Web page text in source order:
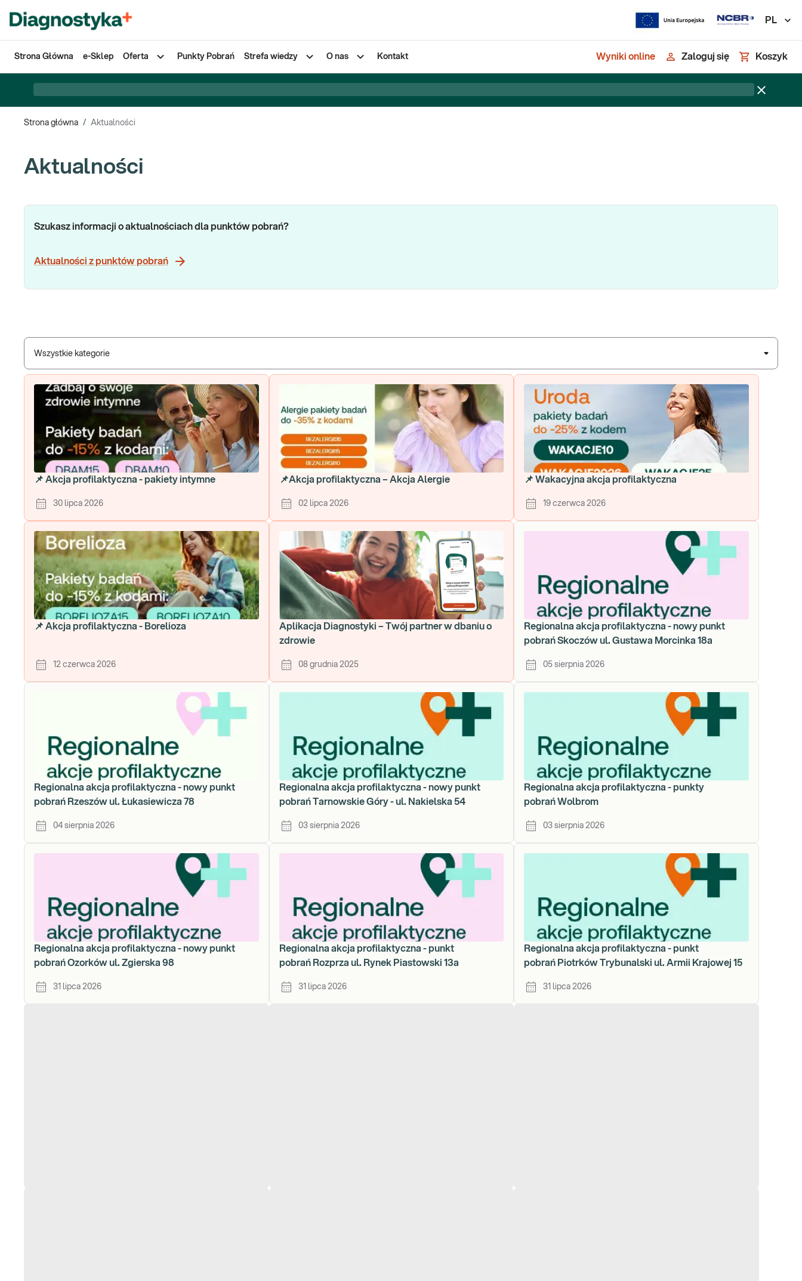
PL
Strona Główna e-Sklep Oferta Punkty Pobrań Strefa wiedzy O nas Kontakt Wyniki online Zaloguj się Koszyk
Strona główna / Aktualności
Aktualności
Wszystkie kategorie
Szukasz informacji o aktualnościach dla punktów pobrań?
Aktualności z punktów pobrań
📌 Akcja profilaktyczna - pakiety intymne
30 lipca 2026
📌Akcja profilaktyczna – Akcja Alergie
02 lipca 2026
📌 Wakacyjna akcja profilaktyczna
19 czerwca 2026
📌 Akcja profilaktyczna - Borelioza
12 czerwca 2026
Aplikacja Diagnostyki – Twój partner w dbaniu o
zdrowie
08 grudnia 2025
Regionalna akcja profilaktyczna - nowy punkt
pobrań Skoczów ul. Gustawa Morcinka 18a
05 sierpnia 2026
Regionalna akcja profilaktyczna - nowy punkt
pobrań Rzeszów ul. Łukasiewicza 78
04 sierpnia 2026
Regionalna akcja profilaktyczna - nowy punkt
pobrań Tarnowskie Góry - ul. Nakielska 54
03 sierpnia 2026
Regionalna akcja profilaktyczna - punkty
pobrań Wolbrom
03 sierpnia 2026
Regionalna akcja profilaktyczna - nowy punkt
pobrań Ozorków ul. Zgierska 98
31 lipca 2026
Regionalna akcja profilaktyczna - punkt
pobrań Rozprza ul. Rynek Piastowski 13a
31 lipca 2026
Regionalna akcja profilaktyczna - punkt
pobrań Piotrków Trybunalski ul. Armii Krajowej 15
31 lipca 2026